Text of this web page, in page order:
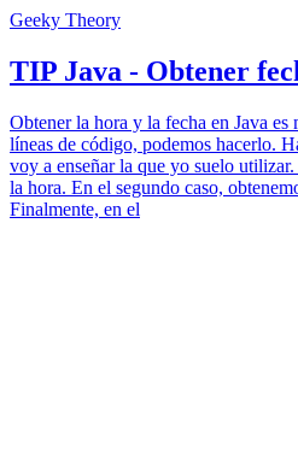
Geeky Theory
TIP Java - Obtener
Obtener la hora y la fecha en Java
líneas de código, podemos hacerlo.
voy a enseñar la que yo suelo
la hora. En el segundo caso,
Finalmente, en el